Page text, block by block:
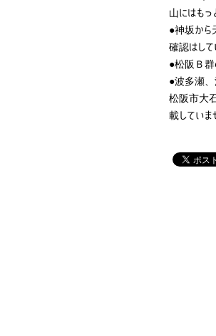
山にはもっ
●神坂から
確認はして
●松阪Ｂ群
●波多瀬、
松阪市大
載していま